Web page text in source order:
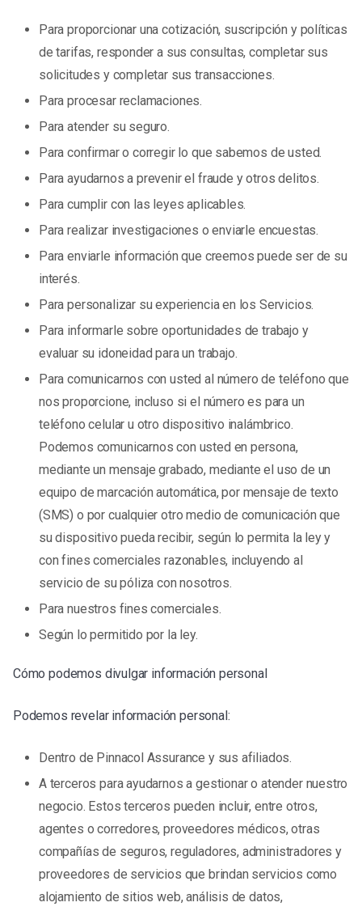
Para proporcionar una cotización, suscripción y políticas
de tarifas, responder a sus consultas, completar sus
solicitudes y completar sus transacciones.
Para procesar reclamaciones.
Para atender su seguro.
Para confirmar o corregir lo que sabemos de usted.
Para ayudarnos a prevenir el fraude y otros delitos.
Para cumplir con las leyes aplicables.
Para realizar investigaciones o enviarle encuestas.
Para enviarle información que creemos puede ser de su
interés.
Para personalizar su experiencia en los Servicios.
Para informarle sobre oportunidades de trabajo y
evaluar su idoneidad para un trabajo.
Para comunicarnos con usted al número de teléfono que
nos proporcione, incluso si el número es para un
teléfono celular u otro dispositivo inalámbrico.
Podemos comunicarnos con usted en persona,
mediante un mensaje grabado, mediante el uso de un
equipo de marcación automática, por mensaje de texto
(SMS) o por cualquier otro medio de comunicación que
su dispositivo pueda recibir, según lo permita la ley y
con fines comerciales razonables, incluyendo al
servicio de su póliza con nosotros.
Para nuestros fines comerciales.
Según lo permitido por la ley.
Cómo podemos divulgar información personal
Podemos revelar información personal:
Dentro de Pinnacol Assurance y sus afiliados.
A terceros para ayudarnos a gestionar o atender nuestro
negocio. Estos terceros pueden incluir, entre otros,
agentes o corredores, proveedores médicos, otras
compañías de seguros, reguladores, administradores y
proveedores de servicios que brindan servicios como
alojamiento de sitios web, análisis de datos,